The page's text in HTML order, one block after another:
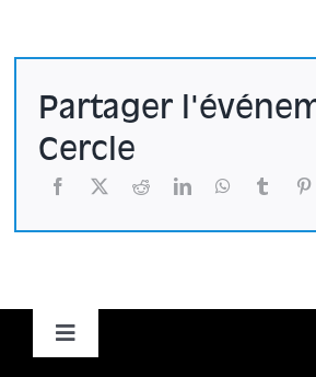
Partager
Cercle
Toggle